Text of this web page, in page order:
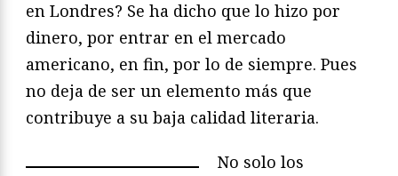
en Londres? Se ha dicho que lo hizo por
dinero, por entrar en el mercado
americano, en fin, por lo de siempre. Pues
no deja de ser un elemento más que
contribuye a su baja calidad literaria.
No solo los